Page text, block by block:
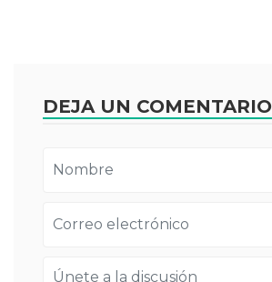
DEJA UN COMENTARIO